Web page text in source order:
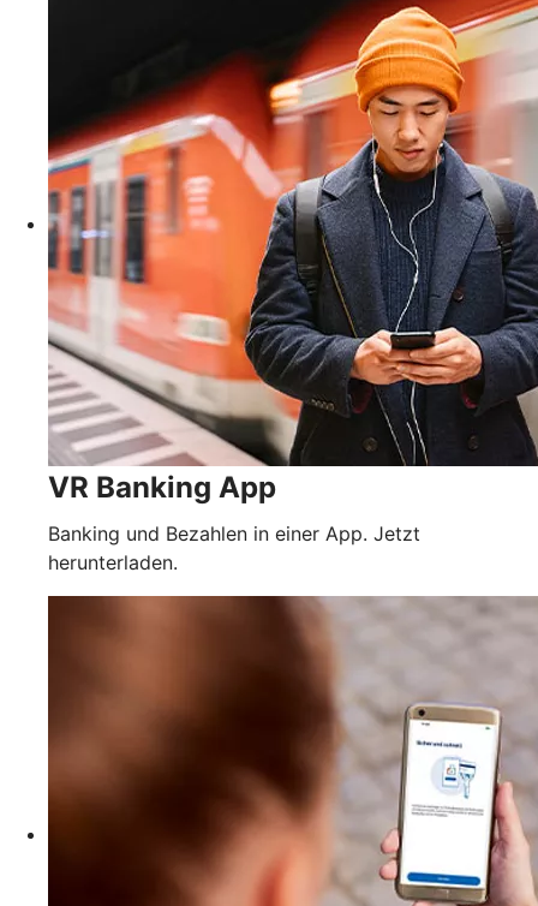
VR Banking App
Banking und Bezahlen in einer App. Jetzt
herunterladen.